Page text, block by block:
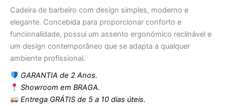
Cadeira de barbeiro com design simples, moderno e
elegante. Concebida para proporcionar conforto e
funcionalidade, possui um assento ergonómico reclinável e
um design contemporâneo que se adapta a qualquer
ambiente profissional.
GARANTIA de 2 Anos.
Showroom em BRAGA.
Entrega GRÁTIS de 5 a 10 dias úteis.